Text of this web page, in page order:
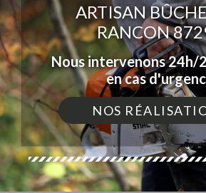
ARTISAN
RANCON
Nous intervenons 24h/
en cas
NOS